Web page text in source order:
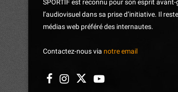
SPORTIF est reconnu pour son esprit
l’audiovisuel dans sa prise d’initiative. Il
médias web préféré des internautes.
Contactez-nous via notre email